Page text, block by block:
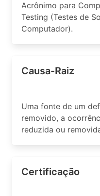
Acrônimo para
Testing (Testes de
Computador).
Causa-Raiz
Uma fonte de um
removido, a
reduzida ou
Certificação